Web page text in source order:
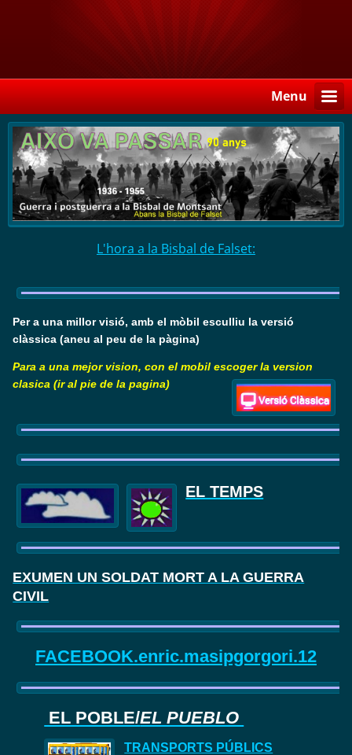
Menu
L'hora a la Bisbal de Falset:
Per a una millor visió, amb el mòbil esculliu la versió
clàssica (aneu al peu de la pàgina)
Para a una mejor vision, con el mobil escoger la version
clasica (ir al pie de la pagina)
EL TEMPS
EXUMEN UN SOLDAT MORT A LA GUERRA
CIVIL
FACEBOOK.enric.masipgorgori.12
EL POBLE/EL PUEBLO
TRANSPORTS PÚBLICS